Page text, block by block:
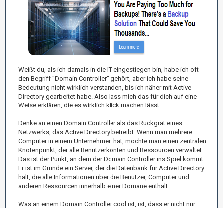
Weißt du, als ich damals in die IT eingestiegen bin, habe ich oft
den Begriff "Domain Controller“ gehört, aber ich habe seine
Bedeutung nicht wirklich verstanden, bis ich näher mit Active
Directory gearbeitet habe. Also lass mich das für dich auf eine
Weise erklären, die es wirklich klick machen lässt.
Denke an einen Domain Controller als das Rückgrat eines
Netzwerks, das Active Directory betreibt. Wenn man mehrere
Computer in einem Unternehmen hat, möchte man einen zentralen
Knotenpunkt, der alle Benutzerkonten und Ressourcen verwaltet.
Das ist der Punkt, an dem der Domain Controller ins Spiel kommt.
Er ist im Grunde ein Server, der die Datenbank für Active Directory
hält, die alle Informationen über die Benutzer, Computer und
anderen Ressourcen innerhalb einer Domäne enthält.
Was an einem Domain Controller cool ist, ist, dass er nicht nur